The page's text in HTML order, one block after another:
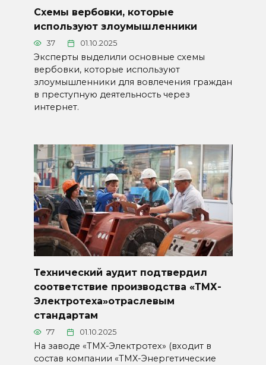
Схемы вербовки, которые
используют злоумышленники
37 01.10.2025
Эксперты выделили основные схемы
вербовки, которые используют
злоумышленники для вовлечения граждан
в преступную деятельность через
интернет.
Технический аудит подтвердил
соответствие производства «ТМХ-
Электротеха»отраслевым
стандартам
77 01.10.2025
На заводе «ТМХ-Электротех» (входит в
состав компании «ТМХ-Энергетические